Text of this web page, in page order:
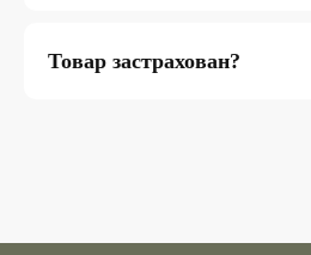
Товар застрахован?